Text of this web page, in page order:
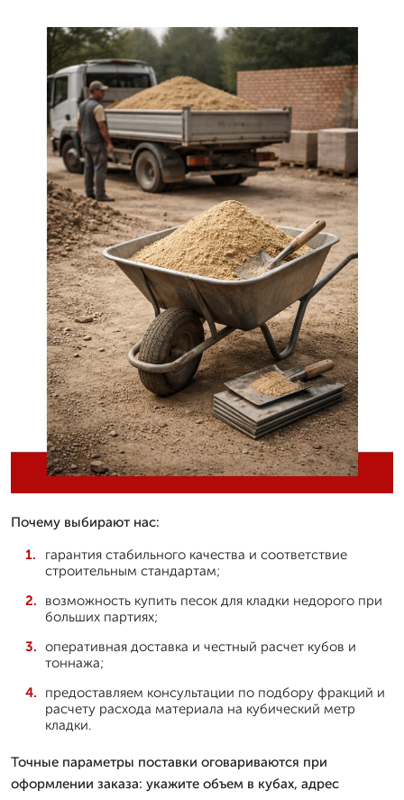
Почему выбирают нас:
гарантия стабильного качества и соответствие
строительным стандартам;
возможность купить песок для кладки недорого при
больших партиях;
оперативная доставка и честный расчет кубов и
тоннажа;
предоставляем консультации по подбору фракций и
расчету расхода материала на кубический метр
кладки.
Точные параметры поставки оговариваются при
оформлении заказа: укажите объем в кубах, адрес